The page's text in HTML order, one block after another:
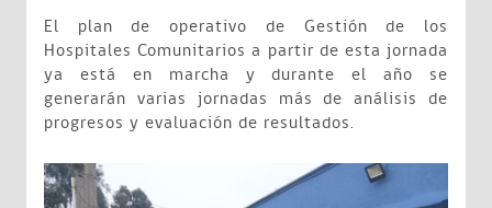
El plan de operativo de Gestión de los
Hospitales Comunitarios a partir de esta jornada
ya está en marcha y durante el año se
generarán varias jornadas más de análisis de
progresos y evaluación de resultados.